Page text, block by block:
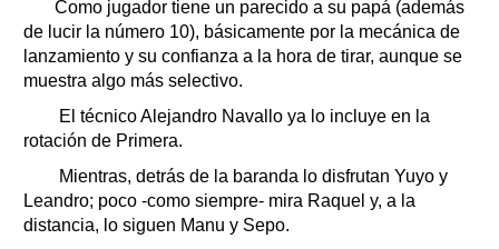
Como jugador tiene un parecido a su papá (además
de lucir la número 10), básicamente por la mecánica de
lanzamiento y su confianza a la hora de tirar, aunque se
muestra algo más selectivo.
El técnico Alejandro Navallo ya lo incluye en la
rotación de Primera.
Mientras, detrás de la baranda lo disfrutan Yuyo y
Leandro; poco -como siempre- mira Raquel y, a la
distancia, lo siguen Manu y Sepo.